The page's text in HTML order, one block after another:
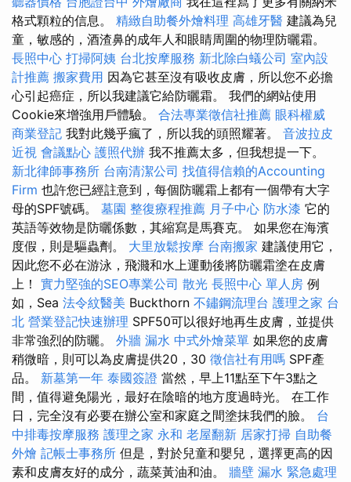
格式顆粒的信息。 精緻自助餐外燴料理 高雄牙醫 建議為兒
童，敏感的，酒渣鼻的成年人和眼睛周圍的物理防曬霜。
長照中心 打掃阿姨 台北按摩服務 新北除白蟻公司 室內設
計推薦 搬家費用 因為它甚至沒有吸收皮膚，所以您不必擔
心引起癌症，所以我建議它給防曬霜。 我們的網站使用
Cookie來增強用戶體驗。 合法專業徵信社推薦 眼科權威
商業登記 我對此幾乎瘋了，所以我的頭照耀著。 音波拉皮
近視 會議點心 護照代辦 我不推薦太多，但我想提一下。
新北律師事務所 台南清潔公司 找值得信賴的Accounting
Firm 也許您已經註意到，每個防曬霜上都有一個帶有大字
母的SPF號碼。 墓園 整復療程推薦 月子中心 防水漆 它的
英語等效物是防曬係數，其縮寫是馬賽克。 如果您在海濱
度假，則是驅蟲劑。 大里放鬆按摩 台南搬家 建議使用它，
因此您不必在游泳，飛濺和水上運動後將防曬霜塗在皮膚
上！ 實力堅強的SEO專業公司 散光 長照中心 單人房 例
如，Sea 法令紋醫美 Buckthorn 不鏽鋼流理台 護理之家 台
北 營業登記快速辦理 SPF50可以很好地再生皮膚，並提供
非常強烈的防曬。 外牆 漏水 中式外燴菜單 如果您的皮膚
稍微暗，則可以為皮膚提供20，30 徵信社有用嗎 SPF產
品。 新墓第一年 泰國簽證 當然，早上11點至下午3點之
間，值得避免陽光，最好在陰暗的地方度過時光。 在工作
日，完全沒有必要在辦公室和家庭之間塗抹我們的臉。 台
中排毒按摩服務 護理之家 永和 老屋翻新 居家打掃 自助餐
外燴 記帳士事務所 但是，對於兒童和嬰兒，選擇更高的因
素和皮膚友好的成分，蔬菜黃油和油。 牆壁 漏水 緊急處理